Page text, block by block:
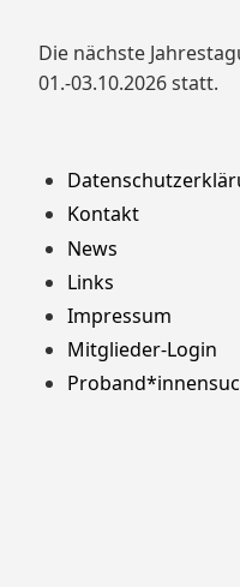
Die nächste
01.-03.10.2026 statt.
Kontakt
News
Links
Impressum
Mitglieder-Login